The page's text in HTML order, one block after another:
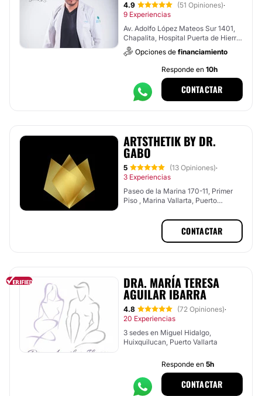
4.9 (51 Opiniones)·
9 Experiencias
Av. Adolfo López Mateos Sur 1401,
Chapalita, Hospital Puerta de Hierro
, Tlajomulco de Zúñiga
Opciones de financiamiento
Responde en 10h
CONTACTAR
ARTSTHETIK BY DR.
GABO
5 (13 Opiniones)·
3 Experiencias
Paseo de la Marina 170-11, Primer
Piso , Marina Vallarta, Puerto
CONTACTAR
DRA. MARÍA TERESA
AGUILAR IBARRA
4.8 (72 Opiniones)·
20 Experiencias
3 sedes en Miguel Hidalgo,
Huixquilucan, Puerto Vallarta
Responde en 5h
CONTACTAR